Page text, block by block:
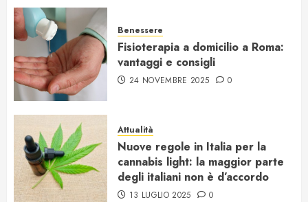
Benessere
Fisioterapia a domicilio a Roma:
vantaggi e consigli
24 NOVEMBRE 2025 0
Attualità
Nuove regole in Italia per la
cannabis light: la maggior parte
degli italiani non è d’accordo
13 LUGLIO 2025 0